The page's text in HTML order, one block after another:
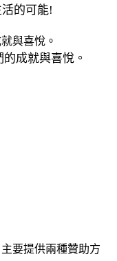
的可能!
成就與喜悅。
要提供兩種贊助方